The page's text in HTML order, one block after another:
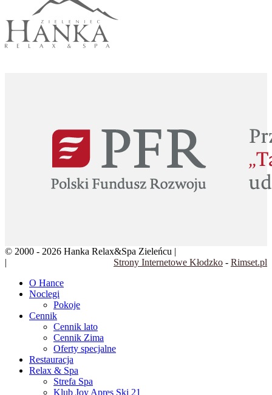
© 2000 - 2026 Hanka Relax&Spa Zieleńcu |
|
Strony Internetowe Kłodzko - Rimset.pl
O Hance
Noclegi
Pokoje
Cennik
Cennik lato
Cennik Zima
Oferty specjalne
Restauracja
Relax & Spa
Strefa Spa
Klub Joy Apres Ski 21